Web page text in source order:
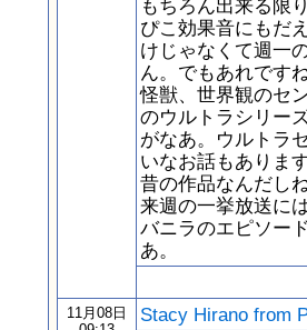
もちろん出来る限
ぴこ効果音にもだ
けじゃなくて週一
ん。でもあれです
怪獣、世界観のセ
のウルトラシリー
がなあ。ウルトラ
いなお話もありま
昔の作品なんだし
来週の一挙放送に
バニラのエピソー
あ。
11月08日
Stacy Hirano from